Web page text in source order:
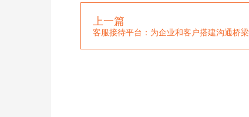
上一篇
客服接待平台：为企业和客户搭建沟通桥梁